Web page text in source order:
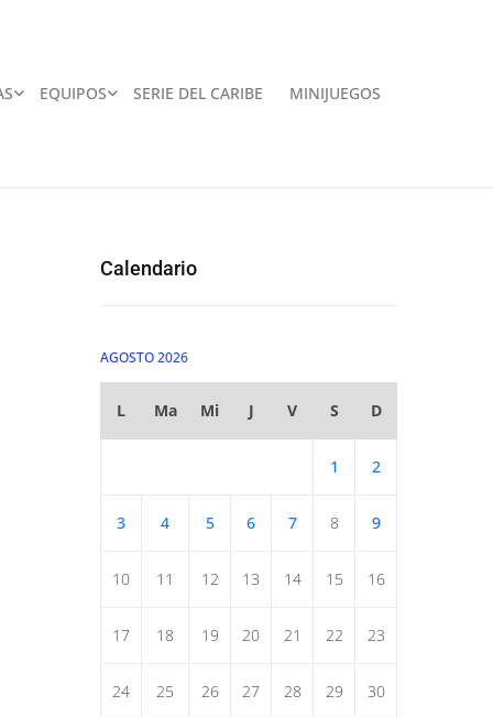
EQUIPOS SERIE DEL CARIBE MINIJUEGOS
Calendario
AGOSTO 2026
L Ma Mi J V S D
1 2
3 4 5 6 7 8 9
10 11 12 13 14 15 16
17 18 19 20 21 22 23
24 25 26 27 28 29 30